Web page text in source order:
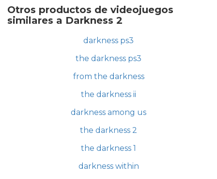
Otros productos de videojuegos
similares a Darkness 2
darkness ps3
the darkness ps3
from the darkness
the darkness ii
darkness among us
the darkness 2
the darkness 1
darkness within